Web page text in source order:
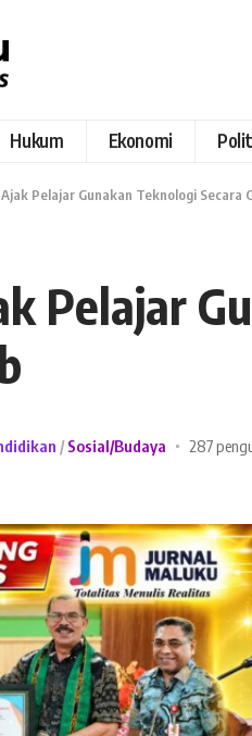
Hukum Ekonomi
Pelajar Gunakan Teknologi Secara
Pelajar
Sosial/Budaya 287